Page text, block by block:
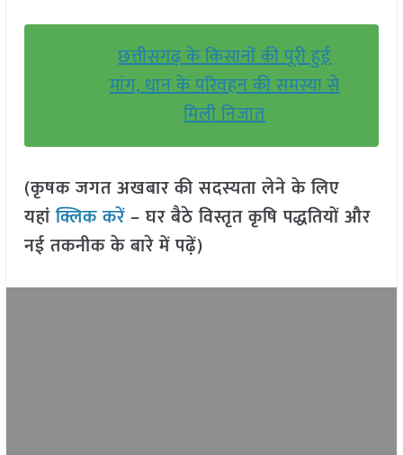
छत्तीसगढ़ के किसानों की पूरी हुई
मांग, धान के परिवहन की समस्या से
मिली निजात
(कृषक जगत अखबार की सदस्यता लेने के लिए
यहांक्लिक करें– घर बैठे विस्तृत कृषि पद्धतियों और
नई तकनीक के बारे में पढ़ें)